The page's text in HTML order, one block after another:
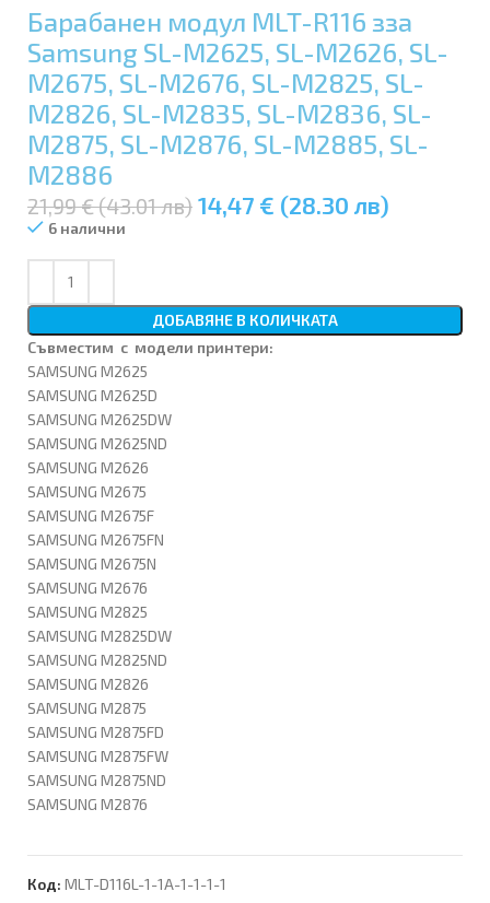
Барабанен модул MLT-R116 зза
Samsung SL-M2625, SL-M2626, SL-
M2675, SL-M2676, SL-M2825, SL-
M2826, SL-M2835, SL-M2836, SL-
M2875, SL-M2876, SL-M2885, SL-
M2886
21,99 € (43.01 лв) 14,47 € (28.30 лв)
6 налични
ДОБАВЯНЕ В КОЛИЧКАТА
Съвместим с модели принтери:
SAMSUNG M2625
SAMSUNG M2625D
SAMSUNG M2625DW
SAMSUNG M2625ND
SAMSUNG M2626
SAMSUNG M2675
SAMSUNG M2675F
SAMSUNG M2675FN
SAMSUNG M2675N
SAMSUNG M2676
SAMSUNG M2825
SAMSUNG M2825DW
SAMSUNG M2825ND
SAMSUNG M2826
SAMSUNG M2875
SAMSUNG M2875FD
SAMSUNG M2875FW
SAMSUNG M2875ND
SAMSUNG M2876
Код: MLT-D116L-1-1А-1-1-1-1